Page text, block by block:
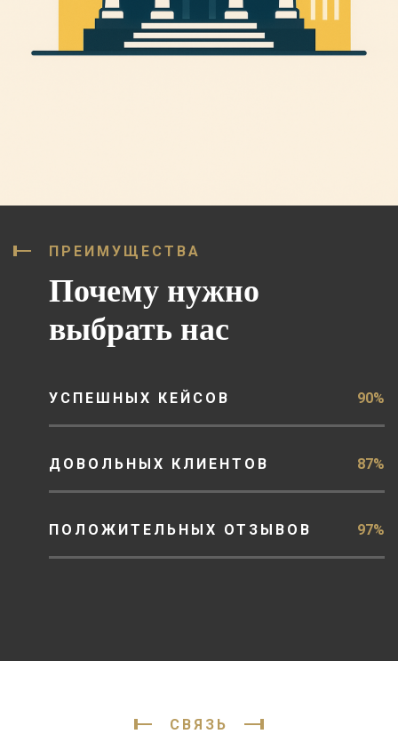
ПРЕИМУЩЕСТВА
Почему нужно
выбрать нас
УСПЕШНЫХ КЕЙСОВ 90%
ДОВОЛЬНЫХ КЛИЕНТОВ 87%
ПОЛОЖИТЕЛЬНЫХ ОТЗЫВОВ 97%
СВЯЗЬ